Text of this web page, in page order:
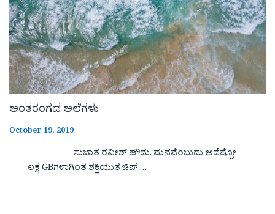
ಅಂತರಂಗದ ಅಲೆಗಳು
October 19, 2019
ಸುಜಾತ ರವೀಶ್ ಹೌದು. ಮನವೆಂಬುದು ಅದೆಷ್ಪೋ
ಲಕ್ಷ GBಗಳಾಗಿಂತ ಶಕ್ತಿಯುತ ಚಿಪ್.…